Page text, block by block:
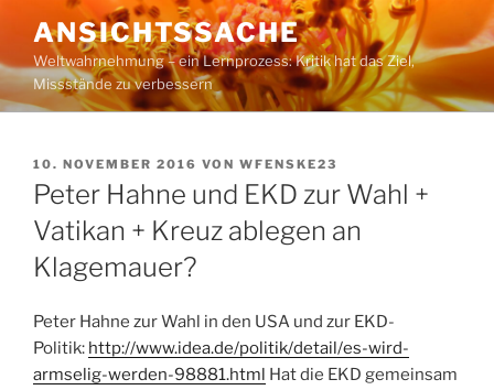
Inhalt
springen
ANSICHTSSACHE
Weltwahrnehmung – ein Lernprozess: Kritik hat das Ziel,
Missstände zu verbessern
VERÖFFENTLICHT
AM
10. NOVEMBER 2016 VON WFENSKE23
Peter Hahne und EKD zur Wahl +
Vatikan + Kreuz ablegen an
Klagemauer?
Peter Hahne zur Wahl in den USA und zur EKD-
Politik: http://www.idea.de/politik/detail/es-wird-
armselig-werden-98881.html Hat die EKD gemeinsam